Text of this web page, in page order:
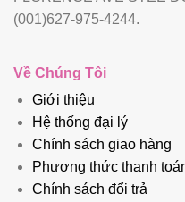
(001)627-975-4244.
Về Chúng Tôi
Giới thiệu
Hệ thống đại lý
Chính sách giao hàng
Phương thức thanh
Chính sách đổi trả